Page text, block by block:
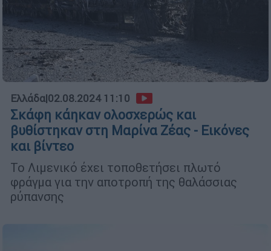
Ελλάδα|02.08.2024 11:10
Σκάφη κάηκαν ολοσχερώς και
βυθίστηκαν στη Μαρίνα Ζέας - Εικόνες
και βίντεο
Το Λιμενικό έχει τοποθετήσει πλωτό
φράγμα για την αποτροπή της θαλάσσιας
ρύπανσης